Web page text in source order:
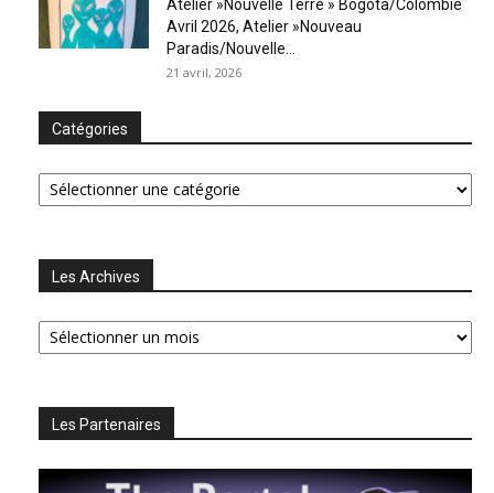
Atelier »Nouvelle Terre » Bogota/Colombie
Avril 2026, Atelier »Nouveau
Paradis/Nouvelle...
21 avril, 2026
Catégories
Catégories
Les Archives
Les
Archives
Les Partenaires